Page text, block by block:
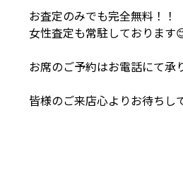
お査定のみでも完全無料！！
女性査定も常駐しております
お席のご予約はお電話にて承
皆様のご来店心よりお待ちし